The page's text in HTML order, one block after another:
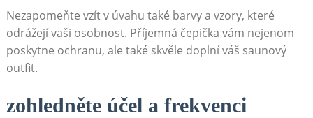
Nezapomeňte vzít v úvahu také barvy a vzory, které
odrážejí vaši osobnost. Příjemná čepička vám nejenom
poskytne ochranu, ale také skvěle doplní váš saunový
outfit.
zohledněte účel a frekvenci